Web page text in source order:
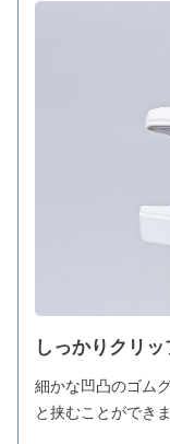
しっかりクリッ
細かな凹凸のゴム
と挟むことができま